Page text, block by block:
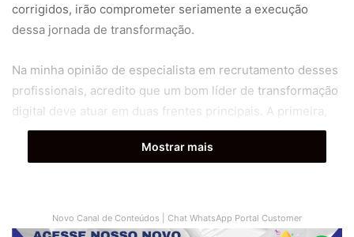
corrigidos, irão comprometer seriamente a execução
dessa jornada de transformação.
Na minha opinião de especialista em recrutamento desses
profissionais, acredito que um bom líder de transformação
digital deve atuar em duas frentes principais. A primeira,
enxergando necessidades ou oportunidades de negócio
baseadas em uma mudança de mentalidade e incorporação
mais que essas características estejam claras na grande
Mostrar mais
Novo Canal de Conteúdos | Chat WhatsApp Portal Customer